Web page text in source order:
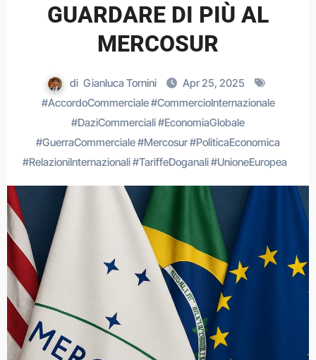
GUARDARE DI PIÙ AL
MERCOSUR
di Gianluca Tornini
Apr 25, 2025
#AccordoCommerciale#CommercioInternazionale
#DaziCommerciali#EconomiaGlobale
#GuerraCommerciale#Mercosur#PoliticaEconomica
#RelazioniInternazionali#TariffeDoganali#UnioneEuropea